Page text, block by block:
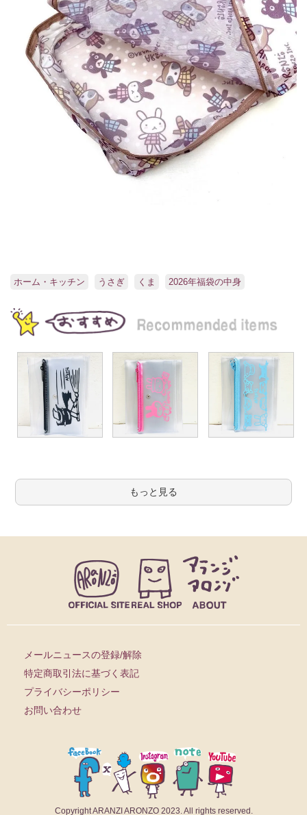
ホーム・キッチン うさぎ くま 2026年福袋の中身
もっと見る
メールニュースの登録/解除
特定商取引法に基づく表記
プライバシーポリシー
お問い合わせ
Copyright ARANZI ARONZO 2023. All rights reserved.